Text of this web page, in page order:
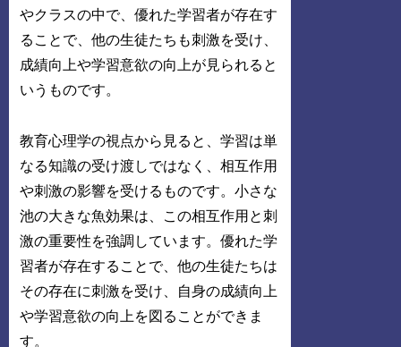
やクラスの中で、優れた学習者が存在す
ることで、他の生徒たちも刺激を受け、
成績向上や学習意欲の向上が見られると
いうものです。
教育心理学の視点から見ると、学習は単
なる知識の受け渡しではなく、相互作用
や刺激の影響を受けるものです。小さな
池の大きな魚効果は、この相互作用と刺
激の重要性を強調しています。優れた学
習者が存在することで、他の生徒たちは
その存在に刺激を受け、自身の成績向上
や学習意欲の向上を図ることができま
す。